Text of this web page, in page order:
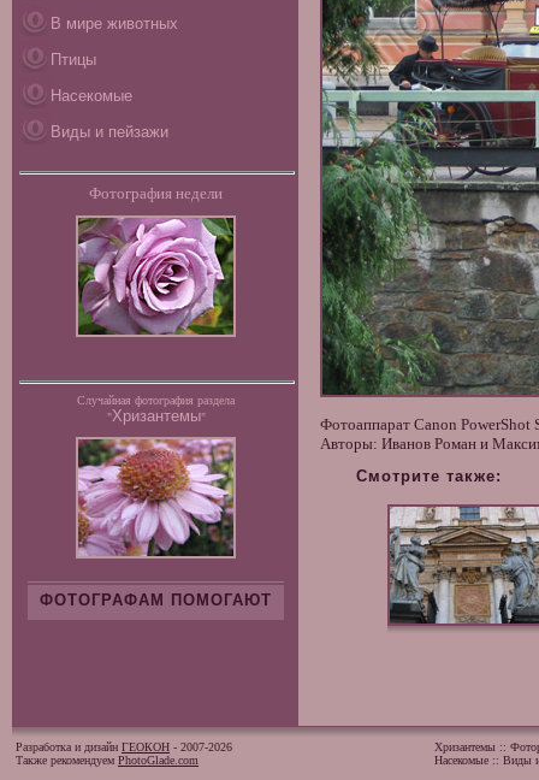
В мире животных
Птицы
Насекомые
Виды и пейзажи
Фотография недели
Случайная фотография раздела
"Хризантемы"
ФОТОГРАФАМ ПОМОГАЮТ
Фотоаппарат Canon PowerShot
Авторы: Иванов Роман и
Смотрите также:
Разработка и дизайн ГЕОКОН - 2007-2026
Также рекомендуем PhotoGlade.com
Хризантемы ::
Насекомые :: Виды